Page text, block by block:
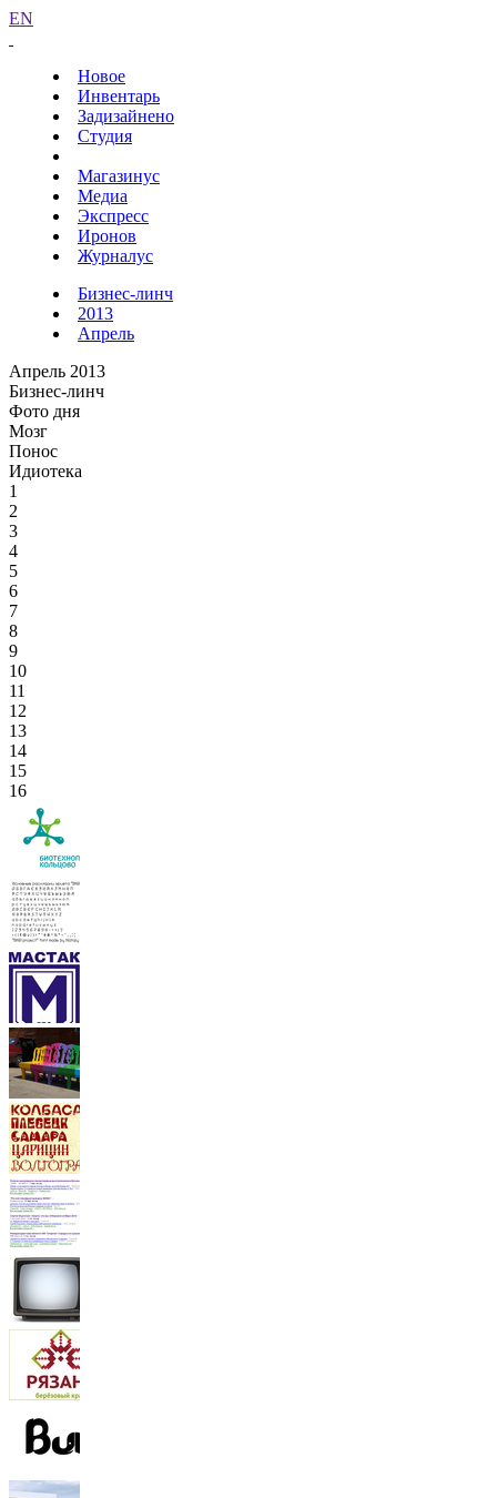
EN
Новое
Инвентарь
Задизайнено
Студия
Магазинус
Медиа
Экспресс
Иронов
Журналус
Бизнес-линч
2013
Апрель
Апрель 2013
Бизнес-линч
Фото дня
Мозг
Понос
Идиотека
1
2
3
4
5
6
7
8
9
10
11
12
13
14
15
16